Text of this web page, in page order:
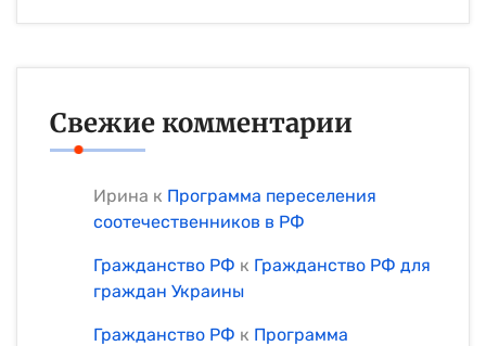
Свежие комментарии
Ирина к Программа переселения
соотечественников в РФ
Гражданство РФ к Гражданство РФ для
граждан Украины
Гражданство РФ к Программа